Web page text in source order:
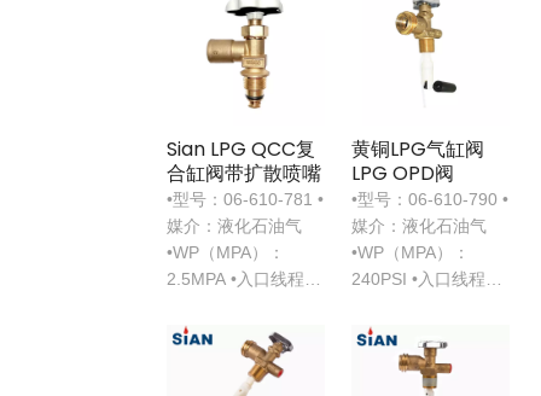
Sian LPG QCC复
合缸阀带扩散喷嘴
•型号：06-610-781 •
媒介：液化石油气
•WP（MPA）：
2.5MPA •入口线程：
黄铜LPG气缸阀
LPG OPD阀
•型号：06-610-790 •
媒介：液化石油气
•WP（MPA）：
240PSI •入口线程：